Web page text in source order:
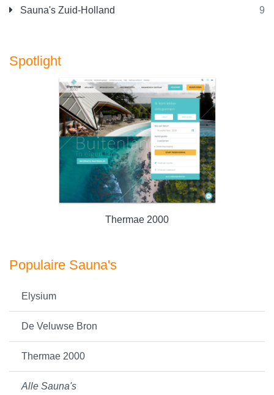
Sauna's Zuid-Holland 9
Spotlight
Thermae 2000
Populaire Sauna's
Elysium
De Veluwse Bron
Thermae 2000
Alle Sauna's